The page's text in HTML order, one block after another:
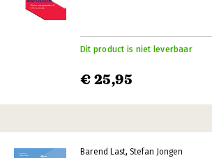
Dit product is niet leverbaar
€ 25,95
Barend Last, Stefan Jongen